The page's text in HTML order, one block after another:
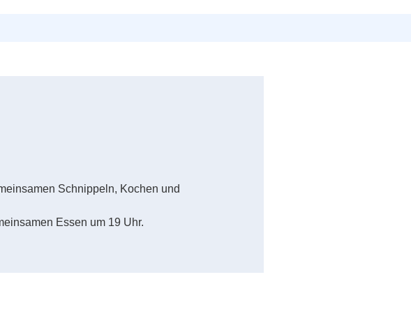
Schnippeln, Kochen und
Essen um 19 Uhr.